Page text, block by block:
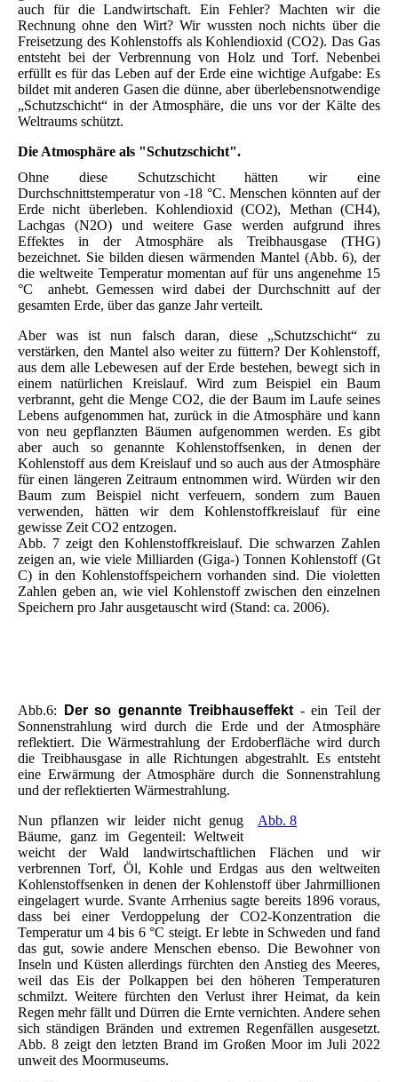
auch für die Landwirtschaft. Ein Fehler? Machten wir die
Rechnung ohne den Wirt? Wir wussten noch nichts über die
Freisetzung des Kohlenstoffs als Kohlendioxid (CO2). Das Gas
entsteht bei der Verbrennung von Holz und Torf. Nebenbei
erfüllt es für das Leben auf der Erde eine wichtige Aufgabe: Es
bildet mit anderen Gasen die dünne, aber überlebensnotwendige
„Schutzschicht“ in der Atmosphäre, die uns vor der Kälte des
Weltraums schützt.
Die Atmosphäre als "Schutzschicht".
Ohne diese Schutzschicht hätten wir eine
Durchschnittstemperatur von -18 °C. Menschen könnten auf der
Erde nicht überleben. Kohlendioxid (CO2), Methan (CH4),
Lachgas (N2O) und weitere Gase werden aufgrund ihres
Effektes in der Atmosphäre als Treibhausgase (THG)
bezeichnet. Sie bilden diesen wärmenden Mantel (Abb. 6), der
die weltweite Temperatur momentan auf für uns angenehme 15
°C anhebt. Gemessen wird dabei der Durchschnitt auf der
gesamten Erde, über das ganze Jahr verteilt.
Aber was ist nun falsch daran, diese „Schutzschicht“ zu
verstärken, den Mantel also weiter zu füttern? Der Kohlenstoff,
aus dem alle Lebewesen auf der Erde bestehen, bewegt sich in
einem natürlichen Kreislauf. Wird zum Beispiel ein Baum
verbrannt, geht die Menge CO2, die der Baum im Laufe seines
Lebens aufgenommen hat, zurück in die Atmosphäre und kann
von neu gepflanzten Bäumen aufgenommen werden. Es gibt
aber auch so genannte Kohlenstoffsenken, in denen der
Kohlenstoff aus dem Kreislauf und so auch aus der Atmosphäre
für einen längeren Zeitraum entnommen wird. Würden wir den
Baum zum Beispiel nicht verfeuern, sondern zum Bauen
verwenden, hätten wir dem Kohlenstoffkreislauf für eine
gewisse Zeit CO2 entzogen.
Abb. 7 zeigt den Kohlenstoffkreislauf. Die schwarzen Zahlen
zeigen an, wie viele Milliarden (Giga-) Tonnen Kohlenstoff (Gt
C) in den Kohlenstoffspeichern vorhanden sind. Die violetten
Zahlen geben an, wie viel Kohlenstoff zwischen den einzelnen
Speichern pro Jahr ausgetauscht wird (Stand: ca. 2006).
Abb.6:
Der so genannte Treibhauseffekt - ein Teil der
Sonnenstrahlung wird durch die Erde und der Atmosphäre
reflektiert. Die Wärmestrahlung der Erdoberfläche wird durch
die Treibhausgase in alle Richtungen abgestrahlt. Es entsteht
eine Erwärmung der Atmosphäre durch die Sonnenstrahlung
und der reflektierten Wärmestrahlung.
Abb. 8
Nun pflanzen wir leider nicht genug
Bäume, ganz im Gegenteil: Weltweit
weicht der Wald landwirtschaftlichen Flächen und wir
verbrennen Torf, Öl, Kohle und Erdgas aus den weltweiten
Kohlenstoffsenken in denen der Kohlenstoff über Jahrmillionen
eingelagert wurde. Svante Arrhenius sagte bereits 1896 voraus,
dass bei einer Verdoppelung der CO2-Konzentration die
Temperatur um 4 bis 6 °C steigt. Er lebte in Schweden und fand
das gut, sowie andere Menschen ebenso. Die Bewohner von
Inseln und Küsten allerdings fürchten den Anstieg des Meeres,
weil das Eis der Polkappen bei den höheren Temperaturen
schmilzt. Weitere fürchten den Verlust ihrer Heimat, da kein
Regen mehr fällt und Dürren die Ernte vernichten. Andere sehen
sich ständigen Bränden und extremen Regenfällen ausgesetzt.
Abb. 8 zeigt den letzten Brand im Großen Moor im Juli 2022
unweit des Moormuseums.